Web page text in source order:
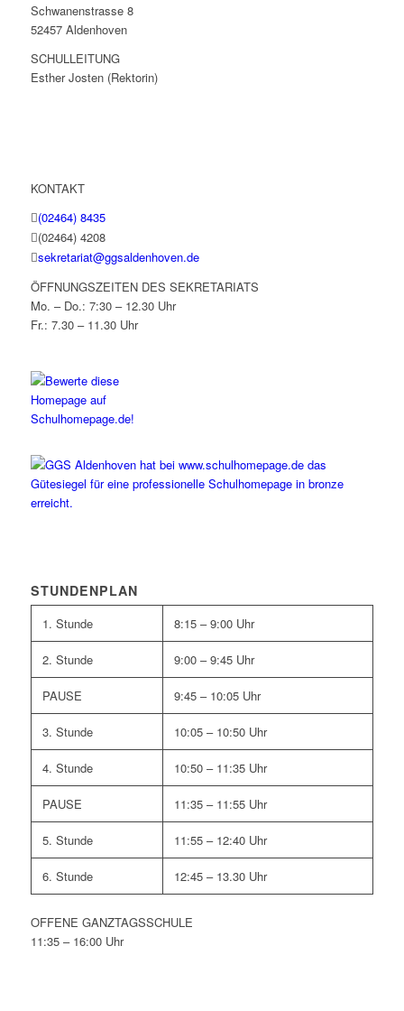
Schwanenstrasse 8
52457 Aldenhoven
SCHULLEITUNG
Esther Josten (Rektorin)
KONTAKT
(02464) 8435
(02464) 4208
sekretariat@ggsaldenhoven.de
ÖFFNUNGSZEITEN DES SEKRETARIATS
Mo. – Do.: 7:30 – 12.30 Uhr
Fr.: 7.30 – 11.30 Uhr
STUNDENPLAN
1. Stunde 8:15 – 9:00 Uhr
2. Stunde 9:00 – 9:45 Uhr
PAUSE 9:45 – 10:05 Uhr
3. Stunde 10:05 – 10:50 Uhr
4. Stunde 10:50 – 11:35 Uhr
PAUSE 11:35 – 11:55 Uhr
5. Stunde 11:55 – 12:40 Uhr
6. Stunde 12:45 – 13.30 Uhr
OFFENE GANZTAGSSCHULE
11:35 – 16:00 Uhr